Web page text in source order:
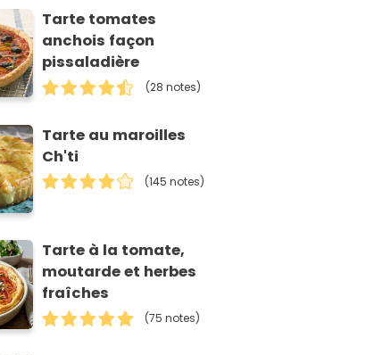
Tarte tomates
anchois façon
pissaladière
(28 notes)
Tarte au maroilles
Ch'ti
(145 notes)
Tarte à la tomate,
moutarde et herbes
fraîches
(75 notes)